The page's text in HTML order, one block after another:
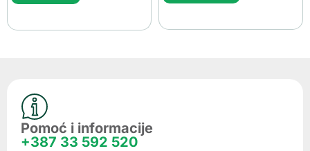
Pomoć i informacije
+387 33 592 520